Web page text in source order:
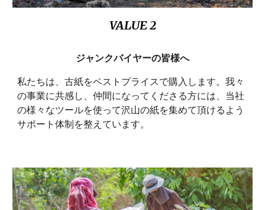
VALUE 2
ジャンクバイヤーの皆様へ
私たちは、古紙をベストプライスで購入します。我々
の事業に共感し、仲間になってくださる方には、当社
の様々なツールを使って沢山の紙を集めて頂けるよう
サポート体制を整えています。